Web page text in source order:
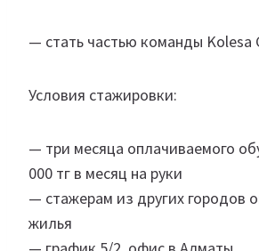
— стать частью команды Kolesa
Условия стажировки:
— три месяца оплачиваемого
000 тг в месяц на руки
— стажерам из других городов
жилья